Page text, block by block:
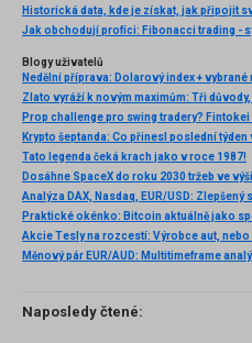
Blogy uživatelů
Nedělní příprava: Dolarový index + vybrané
Prop challenge pro swing tradery?
Tato legenda čeká krach jako v roce 1987!
Dosáhne SpaceX do roku 2030 tržeb ve
Akcie Tesly na rozcestí: Výrobce aut, nebo
Měnový pár EUR/AUD: Multitimeframe
Naposledy čtené: